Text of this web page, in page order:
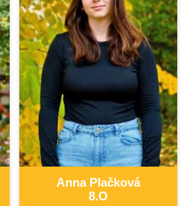
Anna Plačková
8.O